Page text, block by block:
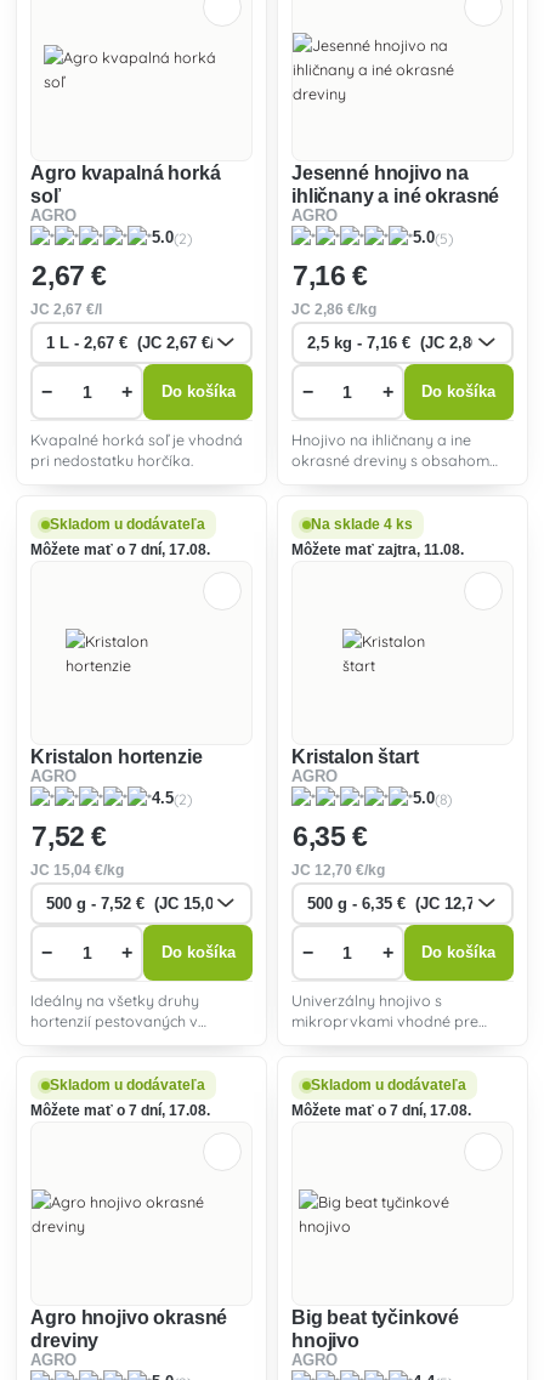
Agro kvapalná horká
soľ
AGRO
5.0(2)
2,67 €
JC2,67 €/l
− + Do košíka
Kvapalné horká soľ je vhodná
pri nedostatku horčíka.
Jesenné hnojivo na
ihličnany a iné okrasné
dreviny
AGRO
5.0(5)
7,16 €
JC 2,86 €/kg
− + Do košíka
Hnojivo na ihličnany a ine
okrasné dreviny s obsahom
draslíka. Zvyšuje odolnosť
Skladom u dodávateľa
Môžete mať o 7 dní, 17.08.
Kristalon hortenzie
AGRO
4.5(2)
7,52 €
JC15,04 €/kg
− + Do košíka
Ideálny na všetky druhy
hortenzií pestovaných v
nádobách aj v záhonoch. Nie je
Na sklade 4 ks
Môžete mať zajtra, 11.08.
Kristalon štart
AGRO
5.0(8)
6,35 €
JC 12,70 €/kg
− + Do košíka
Univerzálny hnojivo s
mikroprvkami vhodné pre
prihnojovanie na začiatku
intenzívneho rastu.
Skladom u dodávateľa
Môžete mať o 7 dní, 17.08.
Agro hnojivo okrasné
dreviny
AGRO
Skladom u dodávateľa
Môžete mať o 7 dní, 17.08.
Big beat tyčinkové
hnojivo
AGRO